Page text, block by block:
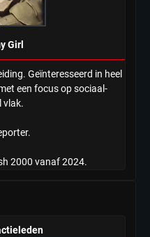
Girl
Geïnteresseerd in heel
een focus op sociaal-
vlak.
2000 vanaf 2024.